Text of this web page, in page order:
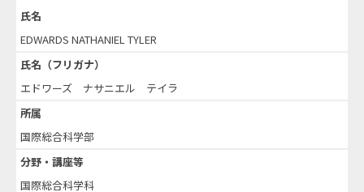
氏名
EDWARDS NATHANIEL TYLER
氏名（フリガナ）
エドワーズ ナサニエル テイラ
所属
国際総合科学部
分野・講座等
国際総合科学科